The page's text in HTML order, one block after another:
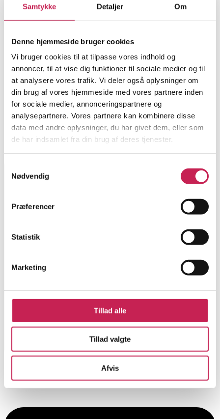
Samtykke Detaljer Om
Denne hjemmeside bruger cookies
Vi bruger cookies til at tilpasse vores indhold og
annoncer, til at vise dig funktioner til sociale medier og til
at analysere vores trafik. Vi deler også oplysninger om
din brug af vores hjemmeside med vores partnere inden
for sociale medier, annonceringspartnere og
analysepartnere. Vores partnere kan kombinere disse
data med andre oplysninger, du har givet dem, eller som
de har indsamlet fra din brug af deres tjenester.
Nødvendig
Præferencer
Statistik
Marketing
Tillad alle
Tillad valgte
Afvis